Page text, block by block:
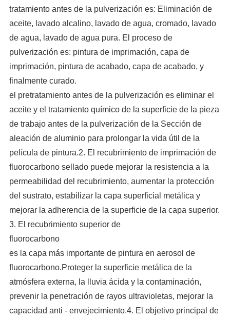
tratamiento antes de la pulverización es: Eliminación de
aceite, lavado alcalino, lavado de agua, cromado, lavado
de agua, lavado de agua pura. El proceso de
pulverización es: pintura de imprimación, capa de
imprimación, pintura de acabado, capa de acabado, y
finalmente curado.
el pretratamiento antes de la pulverización es eliminar el
aceite y el tratamiento químico de la superficie de la pieza
de trabajo antes de la pulverización de la Sección de
aleación de aluminio para prolongar la vida útil de la
película de pintura.2. El recubrimiento de imprimación de
fluorocarbono sellado puede mejorar la resistencia a la
permeabilidad del recubrimiento, aumentar la protección
del sustrato, estabilizar la capa superficial metálica y
mejorar la adherencia de la superficie de la capa superior.
3. El recubrimiento superior de
fluorocarbono
es la capa más importante de pintura en aerosol de
fluorocarbono.Proteger la superficie metálica de la
atmósfera externa, la lluvia ácida y la contaminación,
prevenir la penetración de rayos ultravioletas, mejorar la
capacidad anti - envejecimiento.4. El objetivo principal de